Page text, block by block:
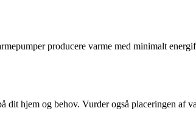
producere varme med minimalt
hjem og behov. Vurder også placeringen af